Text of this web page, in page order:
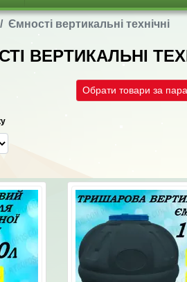
Ємності вертикальні технічні
ВЕРТИКАЛЬНІ
Обрати товари за